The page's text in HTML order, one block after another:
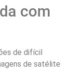
com
de difícil
de satélite